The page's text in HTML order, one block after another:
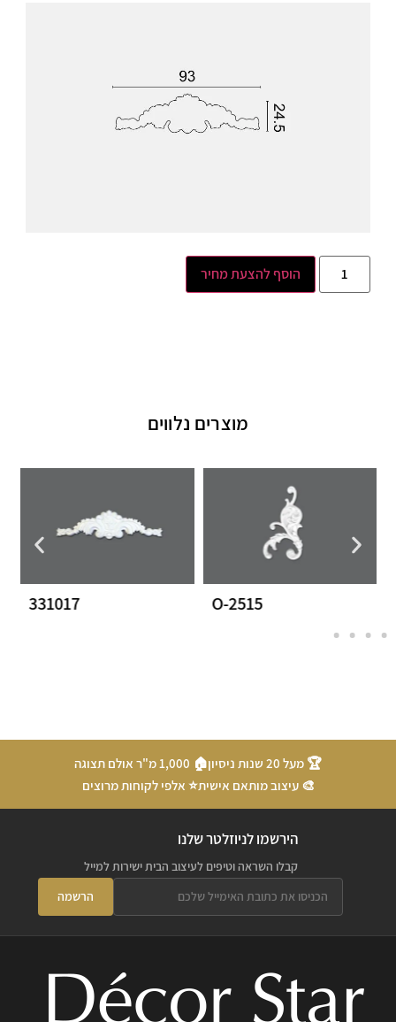
הוסף להצעת מחיר
מוצרים נלווים
O-2515
331017
🏆 מעל 20 שנות ניסיון
🏠 1,000 מ"ר אולם תצוגה
🎨 עיצוב מותאם אישית⭐ אלפי לקוחות מרוצים
הירשמו לניוזלטר שלנו
קבלו השראה וטיפים לעיצוב הבית ישירות למייל
הרשמה